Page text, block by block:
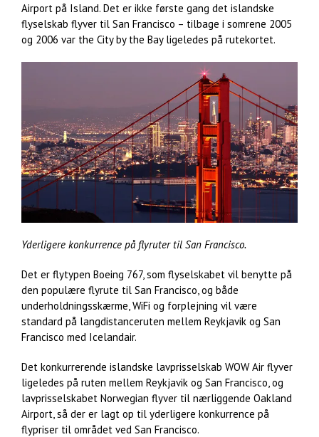
Airport på Island. Det er ikke første gang det islandske
flyselskab flyver til San Francisco – tilbage i somrene 2005
og 2006 var the City by the Bay ligeledes på rutekortet.
Yderligere konkurrence på flyruter til San Francisco.
Det er flytypen Boeing 767, som flyselskabet vil benytte på
den populære flyrute til San Francisco, og både
underholdningsskærme, WiFi og forplejning vil være
standard på langdistanceruten mellem Reykjavik og San
Francisco med Icelandair.
Det konkurrerende islandske lavprisselskab WOW Air flyver
ligeledes på ruten mellem Reykjavik og San Francisco, og
lavprisselskabet Norwegian flyver til nærliggende Oakland
Airport, så der er lagt op til yderligere konkurrence på
flypriser til området ved San Francisco.